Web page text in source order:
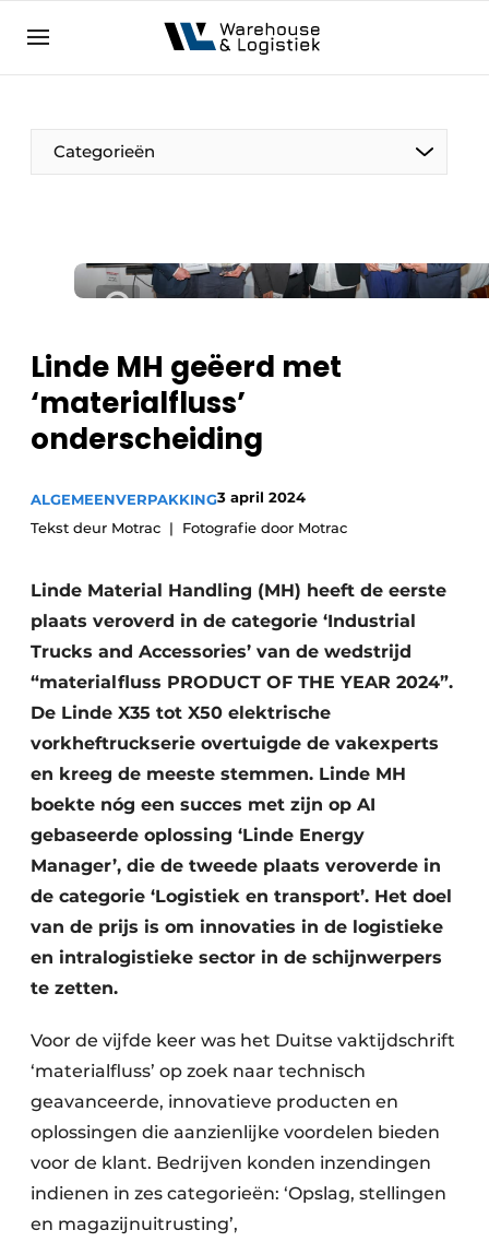
NL EN
Categorieën
Linde MH geëerd met
‘materialfluss’
onderscheiding
ALGEMEENVERPAKKING3 april 2024
Tekst deur Motrac
Fotografie door Motrac
Linde Material Handling (MH) heeft de eerste
plaats veroverd in de categorie ‘Industrial
Trucks and Accessories’ van de wedstrijd
“materialfluss PRODUCT OF THE YEAR 2024”.
De Linde X35 tot X50 elektrische
vorkheftruckserie overtuigde de vakexperts
en kreeg de meeste stemmen. Linde MH
boekte nóg een succes met zijn op AI
gebaseerde oplossing ‘Linde Energy
Manager’, die de tweede plaats veroverde in
de categorie ‘Logistiek en transport’. Het doel
van de prijs is om innovaties in de logistieke
en intralogistieke sector in de schijnwerpers
te zetten.
Voor de vijfde keer was het Duitse vaktijdschrift
‘materialfluss’ op zoek naar technisch
geavanceerde, innovatieve producten en
oplossingen die aanzienlijke voordelen bieden
voor de klant. Bedrijven konden inzendingen
indienen in zes categorieën: ‘Opslag, stellingen
en magazijnuitrusting’,